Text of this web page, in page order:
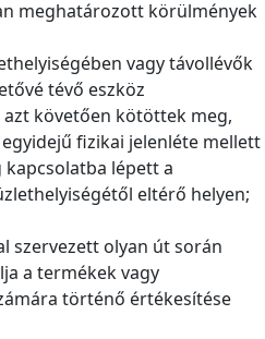
meghatározott körülmények
vagy távollévők
tévő eszköz
követően kötöttek meg,
fizikai jelenléte mellett
kapcsolatba lépett a
eltérő helyen;
szervezett olyan út során
a termékek vagy
történő értékesítése